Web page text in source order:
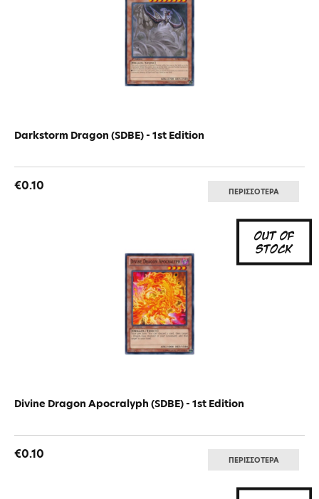
Darkstorm Dragon (SDBE) - 1st Edition
€0.10 ΠΕΡΙΣΣΟΤΕΡΑ
Divine Dragon Apocralyph (SDBE) - 1st Edition
€0.10 ΠΕΡΙΣΣΟΤΕΡΑ